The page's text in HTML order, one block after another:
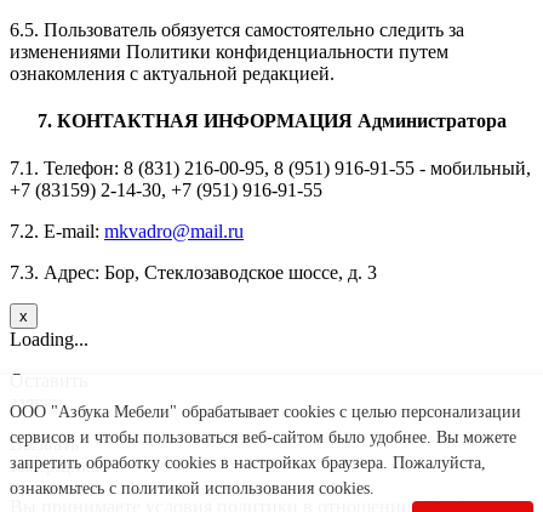
6.5. Пользователь обязуется самостоятельно следить за
изменениями Политики конфиденциальности путем
ознакомления с актуальной редакцией.
7. КОНТАКТНАЯ ИНФОРМАЦИЯ Администратора
7.1. Телефон: 8 (831) 216-00-95, 8 (951) 916-91-55 - мобильный,
+7 (83159) 2-14-30, +7 (951) 916-91-55
7.2. E-mail: mkvadro@mail.ru
7.3. Адрес: Бор, Стеклозаводское шоссе, д. 3
x
Loading...
Оставить
заявку
Вызвать
замерщика
Вы принимаете условия политики в отношенииобработки
ООО "Азбука Мебели" обрабатывает cookies с целью персонализации
сервисов и чтобы пользоваться веб-сайтом было удобнее. Вы можете
запретить обработку сookies в настройках браузера. Пожалуйста,
ознакомьтесь с политикой использования cookies.